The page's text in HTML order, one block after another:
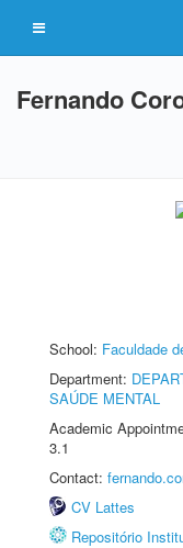
Fernando
School: Faculdade
Department:
SAÚDE MENTAL
Academic
3.1
Contact:
CV Lattes
Repositório